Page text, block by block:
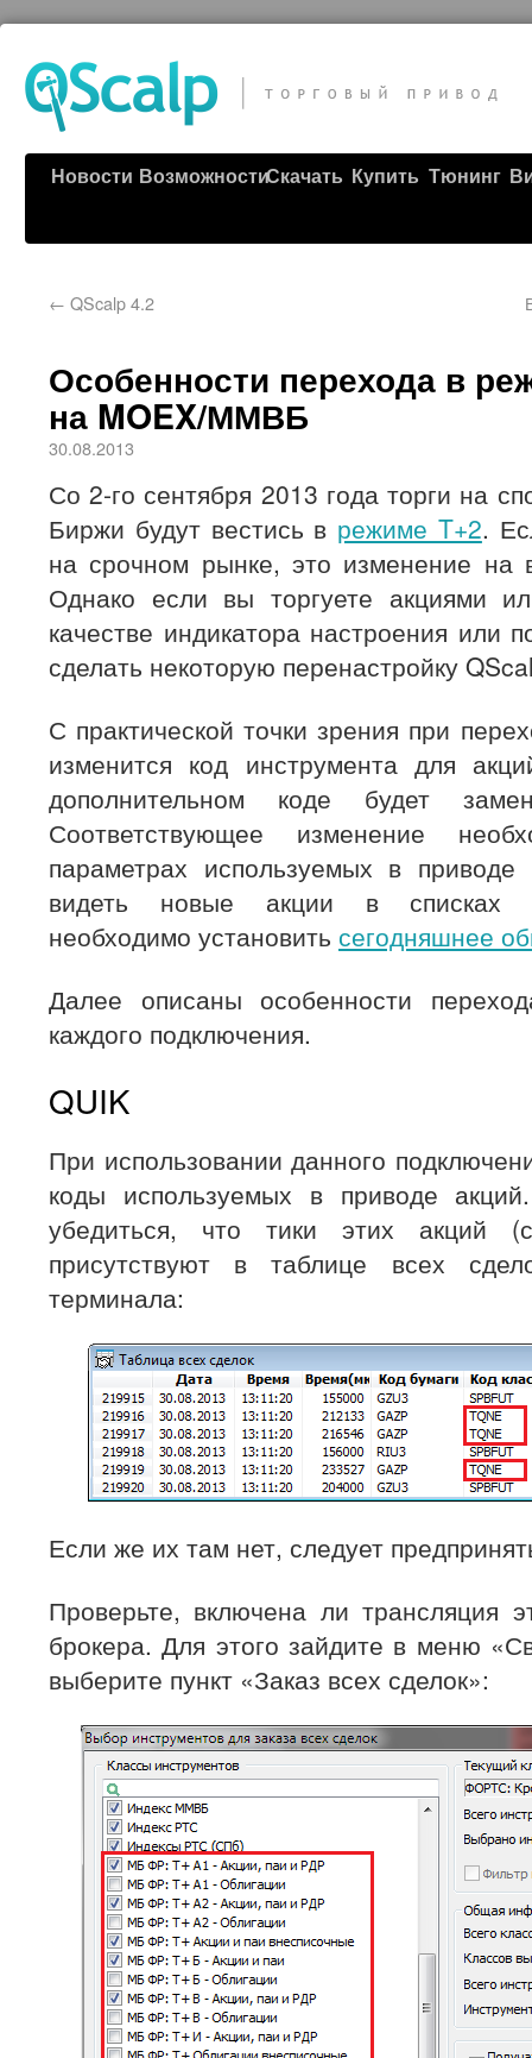
Новости ВозможностиСкачать Купить Тюнинг
← QScalp 4.2
Особенности перехода в
на MOEX/ММВБ
30.08.2013
Со 2-го сентября 2013 года торги на
Биржи будут вестись в режиме T+2.
на срочном рынке, это изменение на
Однако если вы торгуете акциями
качестве индикатора настроения или
сделать некоторую перенастройку
С практической точки зрения при
изменится код инструмента для
дополнительном коде будет
Соответствующее изменение
параметрах используемых в
видеть новые акции в списках
необходимо установить сегодняшнее
Далее описаны особенности
каждого подключения.
QUIK
При использовании данного
коды используемых в приводе
убедиться, что тики этих акций
присутствуют в таблице всех
терминала:
Если же их там нет, следует
Проверьте, включена ли трансляция
брокера. Для этого зайдите в меню
выберите пункт «Заказ всех сделок»: